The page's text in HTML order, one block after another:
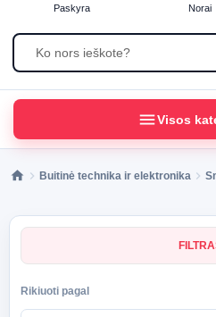
Paskyra Norai
menuVisos
Buitinė technika ir elektronika
Rikiuoti pagal